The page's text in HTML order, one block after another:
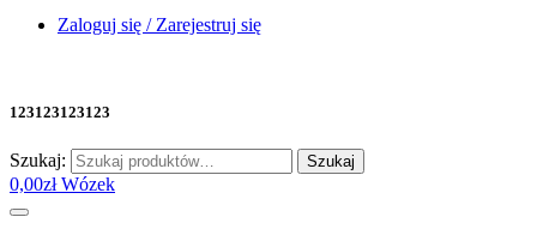
Zaloguj się / Zarejestruj się
123123123123
Szukaj: Szukaj
0,00zł Wózek